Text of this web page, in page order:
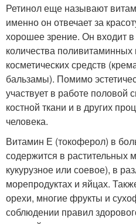
Ретинол еще называют
именно он отвечает за
хорошее зрение. Он входит
количества поливитаминных
косметических средств
бальзамы). Помимо
участвует в работе половой
костной ткани и в других
человека.
Витамин Е (токоферол) в
содержится в растительных
кукурузное или соевое), в
морепродуктах и яйцах.
орехи, многие фрукты и
соблюдении правил